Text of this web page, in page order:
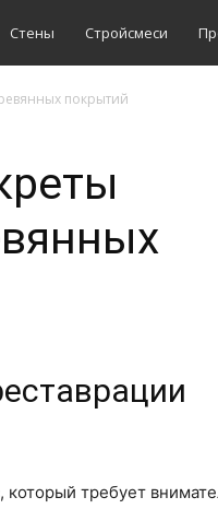
Стены Стройсмеси
покрытий
требует